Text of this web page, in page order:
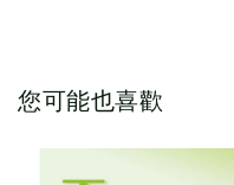
您可能也喜歡